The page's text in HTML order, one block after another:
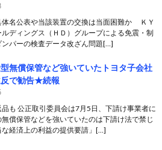
体名公表や当該装置の交換は当面困難か ＫＹ
ルディングス（ＨＤ）グループによる免震・制
パーの検査データ改ざん問題[…]
無償保管など強いていたトヨタ子会社
で勧告★続報
も 公正取引委員会は7月5日、下請け事業者に
償保管などを強いていたのは下請け法で禁じ
経済上の利益の提供要請」[…]